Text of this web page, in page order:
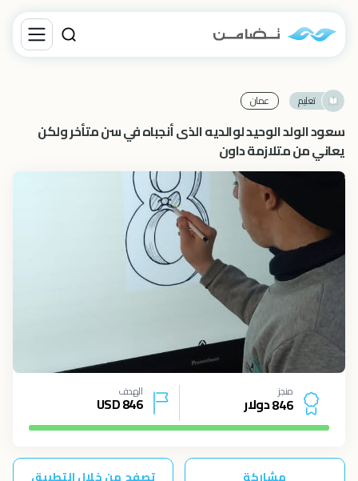
تعليم عمان
سعود الولد الوحيد لوالديه الذى أنجباه في سن متأخر ولكن
يعاني من متلازمة داون
منجز
846 دولار
الهدف
846
USD